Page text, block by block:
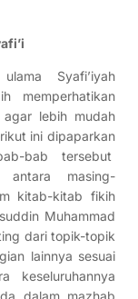
Syafi’iyah
memperhatikan
agar lebih mudah
ini dipaparkan
bab tersebut
antara masing-
kitab-kitab fikih
Muhammad
dari topik-topik
lainnya sesuai
keseluruhannya